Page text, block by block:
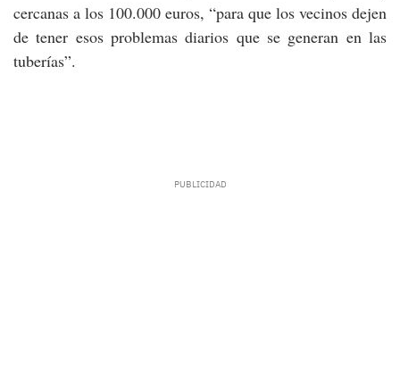
cercanas a los 100.000 euros, “para que los vecinos dejen
de tener esos problemas diarios que se generan en las
tuberías”.